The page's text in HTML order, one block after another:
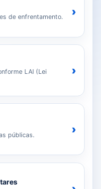
de enfrentamento. ›
LAI (Lei
›
públicas. ›